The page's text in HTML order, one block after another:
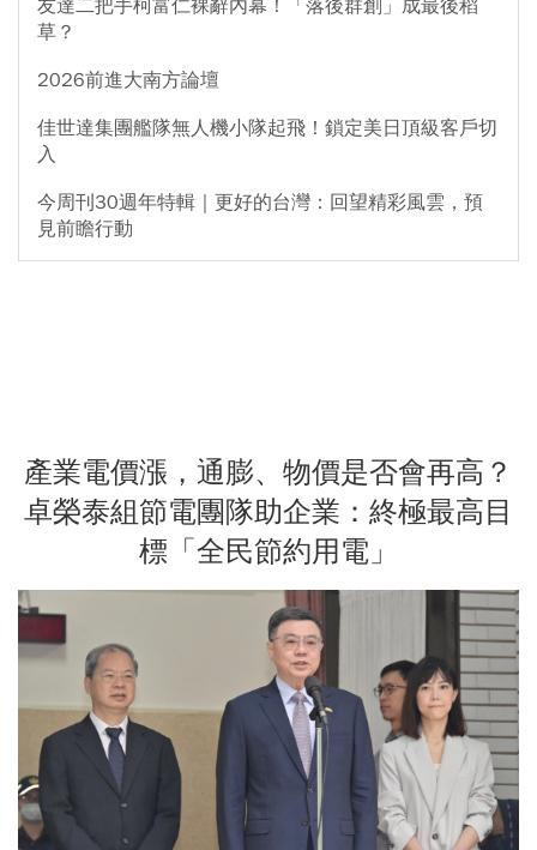
友達二把手柯富仁裸辭內幕！「落後群創」成最後稻
草？
2026前進大南方論壇
佳世達集團艦隊無人機小隊起飛！鎖定美日頂級客戶切
入
今周刊30週年特輯｜更好的台灣：回望精彩風雲，預
見前瞻行動
產業電價漲，通膨、物價是否會再高？
卓榮泰組節電團隊助企業：終極最高目
標「全民節約用電」